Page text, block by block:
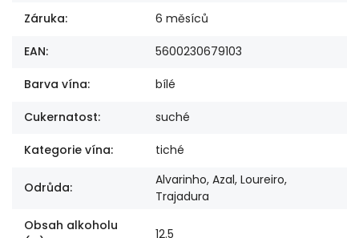
Záruka: 6 měsíců
EAN: 5600230679103
Barva vína: bílé
Cukernatost: suché
Kategorie vína: tiché
Odrůda:
Alvarinho, Azal, Loureiro,
Trajadura
Obsah alkoholu
12.5